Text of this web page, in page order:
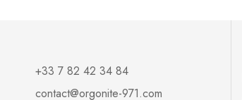
+33 7 82 42 34 84
contact@orgonite-971.com